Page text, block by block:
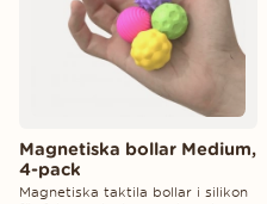
Magnetiska bollar Medium,
4-pack
Magnetiska taktila bollar i silikon